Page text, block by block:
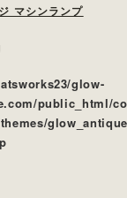
マシンランプ
glow-
public_html/